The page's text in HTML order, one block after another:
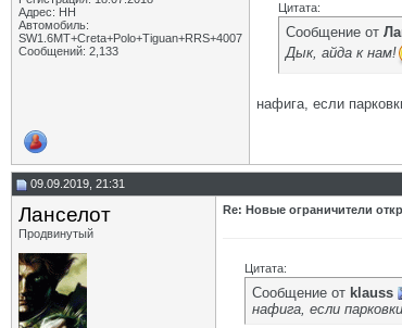
Адрес: НН
Автомобиль:
SW1.6МТ+Creta+Polo+Tiguan+RRS+4007
Сообщений: 2,133
Цитата:
Сообщение от
Дык, айда к нам!
нафига, если
09.09.2019, 21:31
Ланселот
Продвинутый
Re: Новые ограничители
Цитата:
Сообщение от klauss
нафига, если